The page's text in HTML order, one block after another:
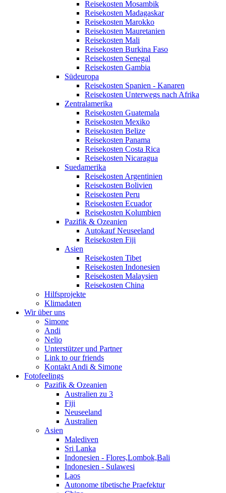
Reisekosten Mosambik
Reisekosten Madagaskar
Reisekosten Marokko
Reisekosten Mauretanien
Reisekosten Mali
Reisekosten Burkina Faso
Reisekosten Senegal
Reisekosten Gambia
Südeuropa
Reisekosten Spanien - Kanaren
Reisekosten Unterwegs nach Afrika
Zentralamerika
Reisekosten Guatemala
Reisekosten Mexiko
Reisekosten Belize
Reisekosten Panama
Reisekosten Costa Rica
Reisekosten Nicaragua
Suedamerika
Reisekosten Argentinien
Reisekosten Bolivien
Reisekosten Peru
Reisekosten Ecuador
Reisekosten Kolumbien
Pazifik & Ozeanien
Autokauf Neuseeland
Reisekosten Fiji
Asien
Reisekosten Tibet
Reisekosten Indonesien
Reisekosten Malaysien
Reisekosten China
Hilfsprojekte
Klimadaten
Wir über uns
Simone
Andi
Nelio
Unterstützer und Partner
Link to our friends
Kontakt Andi & Simone
Fotofeelings
Pazifik & Ozeanien
Australien zu 3
Fiji
Neuseeland
Australien
Asien
Malediven
Sri Lanka
Indonesien - Flores,Lombok,Bali
Indonesien - Sulawesi
Laos
Autonome tibetische Praefektur